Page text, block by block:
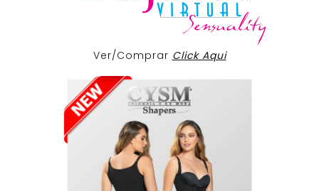
Ver/Comprar Click Aqui